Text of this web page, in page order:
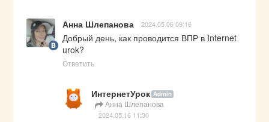
Анна Шлепанова 2024.05.06 09:16
Добрый день, как проводится ВПР в Internet
urok?
Ответить
ИнтернетУрок Admin
Анна Шлепанова
2024.05.16 11:30